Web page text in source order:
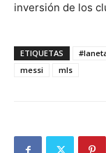
inversión de los
ETIQUETAS
messi
mls